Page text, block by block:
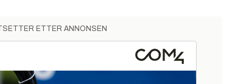
ETTER ANNONSEN